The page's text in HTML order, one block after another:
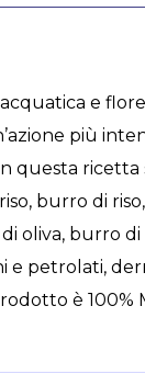
e
più
questa
burro di
oliva, burro
e petrolati,
è